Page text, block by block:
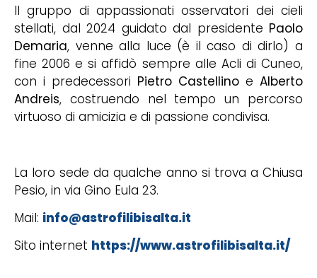
Il gruppo di appassionati osservatori dei cieli
stellati, dal 2024 guidato dal presidente Paolo
Demaria, venne alla luce (è il caso di dirlo) a
fine 2006 e si affidò sempre alle Acli di Cuneo,
con i predecessori Pietro Castellino e Alberto
Andreis, costruendo nel tempo un percorso
virtuoso di amicizia e di passione condivisa.
La loro sede da qualche anno si trova a Chiusa
Pesio, in via Gino Eula 23.
Mail: info@astrofilibisalta.it
Sito internet https://www.astrofilibisalta.it/